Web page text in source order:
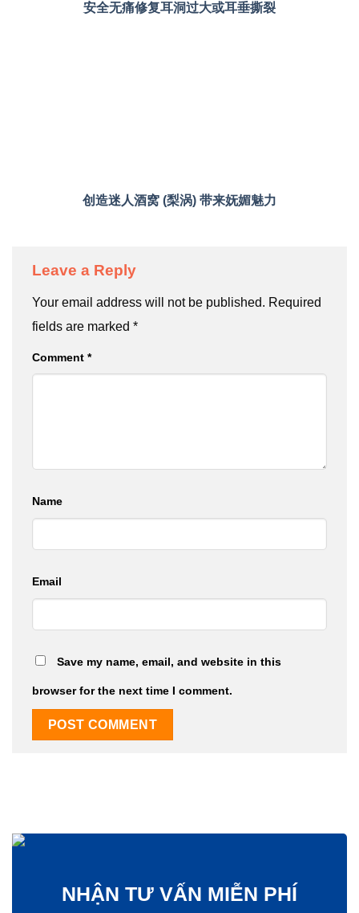
安全无痛修复耳洞过大或耳垂撕裂
创造迷人酒窝 (梨涡) 带来妩媚魅力
Leave a Reply
Your email address will not be published. Required
fields are marked *
Comment *
Name
Email
Save my name, email, and website in this
browser for the next time I comment.
NHẬN TƯ VẤN MIỄN PHÍ